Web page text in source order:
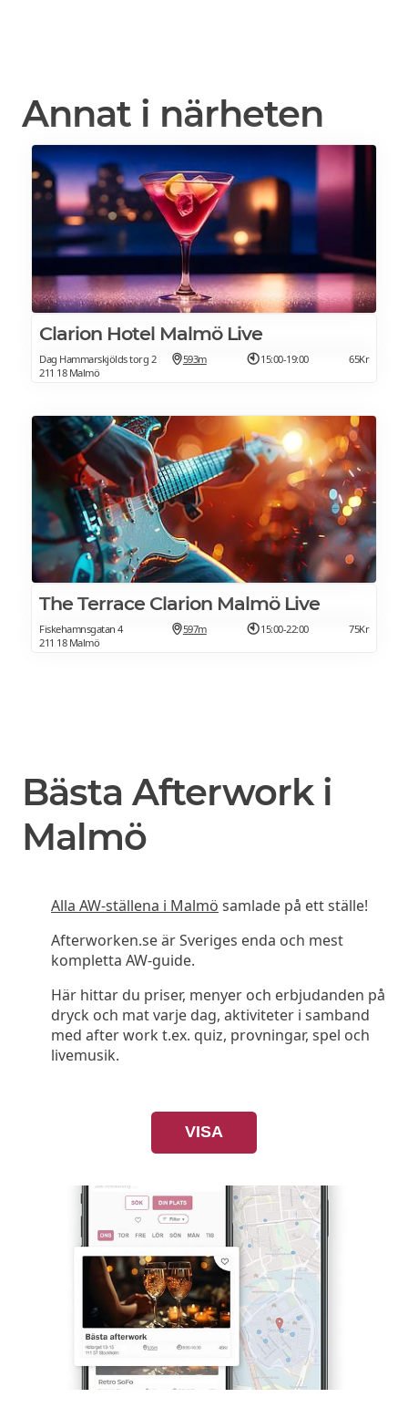
Annat i närheten
Clarion Hotel Malmö Live
Dag Hammarskjölds torg 2
211 18 Malmö
593m 15:00-19:00 65Kr
The Terrace Clarion Malmö Live
Fiskehamnsgatan 4
211 18 Malmö
597m 15:00-22:00 75Kr
Bästa Afterwork i
Malmö
Alla AW-ställena i Malmö samlade på ett ställe!
Afterworken.se är Sveriges enda och mest
kompletta AW-guide.
Här hittar du priser, menyer och erbjudanden på
dryck och mat varje dag, aktiviteter i samband
med after work t.ex. quiz, provningar, spel och
livemusik.
VISA